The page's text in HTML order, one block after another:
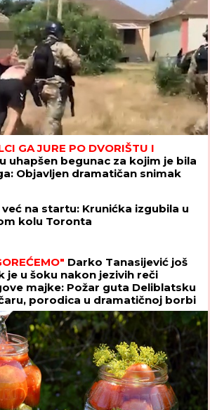
GA JURE PO DVORIŠTU I
uhapšen begunac za kojim je bila
Objavljen dramatičan snimak
već na startu: Krunićka izgubila u
kolu Toronta
Darko Tanasijević još
je u šoku nakon jezivih reči
majke: Požar guta Deliblatsku
porodica u dramatičnoj borbi
stihijom